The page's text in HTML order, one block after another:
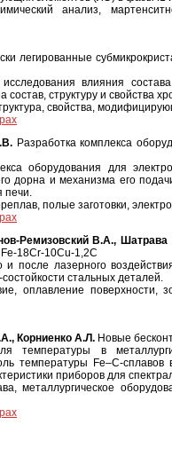
анализ,
легированные
влияния
структуру и свойства
свойства,
Разработка комплекса
оборудования для
дорна и механизма его
печи.
полые заготовки,
Ремизовский В.А.,
Fе-18Cr-10Cu-1,2C
и после лазерного
стальных деталей.
оплавление поверхности,
Корниенко А.Л. Новые
температуры в
температуры Fe–C-
приборов для
металлургическое